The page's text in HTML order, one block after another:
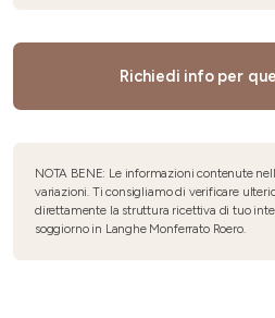
Richiedi info per
NOTA BENE: Le informazioni contenute
variazioni. Ti consigliamo di verificare
direttamente la struttura ricettiva di tuo
soggiorno in Langhe Monferrato Roero.